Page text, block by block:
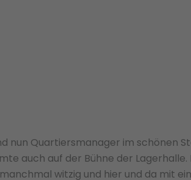
Quartiersmanager im schönen
auch auf der Bühne der
witzig und hier und da mit